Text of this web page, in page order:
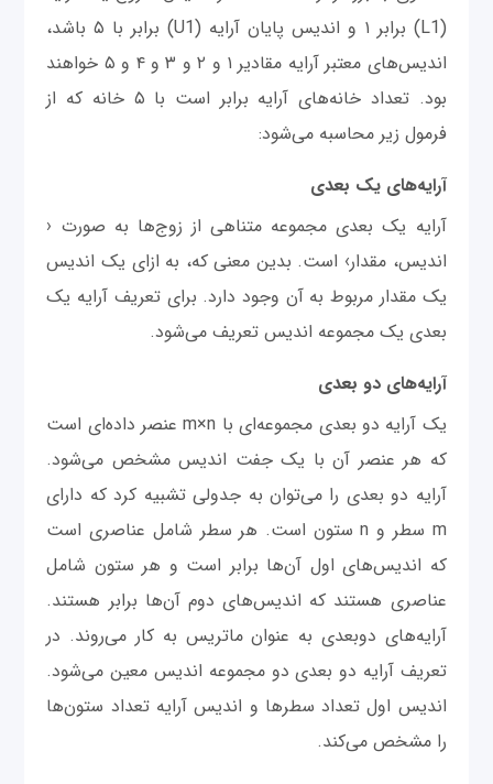
(L1) برابر ۱ و اندیس پایان آرایه (U1) برابر با ۵ باشد،
اندیس‌های معتبر آرایه مقادیر ۱ و ۲ و ۳ و ۴ و ۵ خواهند
بود. تعداد خانه‌های آرایه برابر است با ۵ خانه که از
فرمول زیر محاسبه می‌شود:
آرایه‌های یک بعدی
آرایه یک بعدی مجموعه متناهی از زوج‌ها به صورت ‹
اندیس، مقدار› است. بدین معنی که، به ازای یک اندیس
یک مقدار مربوط به آن وجود دارد. برای تعریف آرایه یک
بعدی یک مجموعه اندیس تعریف می‌شود.
آرایه‌های دو بعدی
یک آرایه دو بعدی مجموعه‌ای با m×n عنصر داده‌ای است
که هر عنصر آن با یک جفت اندیس مشخص می‌شود.
آرایه دو بعدی را می‌توان به جدولی تشبیه کرد که دارای
m سطر و n ستون است. هر سطر شامل عناصری است
که اندیس‌های اول آن‌ها برابر است و هر ستون شامل
عناصری هستند که اندیس‌های دوم آن‌ها برابر هستند.
آرایه‌های دوبعدی به عنوان ماتریس به کار می‌روند. در
تعریف آرایه دو بعدی دو مجموعه اندیس معین می‌شود.
اندیس اول تعداد سطرها و اندیس آرایه تعداد ستون‌ها
را مشخص می‌کند.